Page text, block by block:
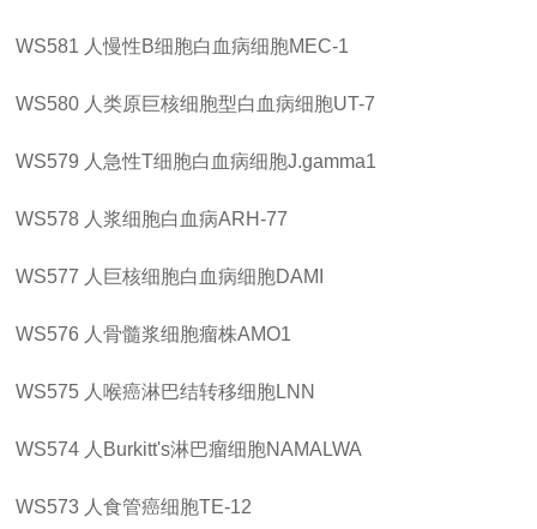
WS581 人慢性B细胞白血病细胞MEC-1
WS580 人类原巨核细胞型白血病细胞UT-7
WS579 人急性T细胞白血病细胞J.gamma1
WS578 人浆细胞白血病ARH-77
WS577 人巨核细胞白血病细胞DAMI
WS576 人骨髓浆细胞瘤株AMO1
WS575 人喉癌淋巴结转移细胞LNN
WS574 人 Burkitt's淋巴瘤细胞NAMALWA
WS573 人食管癌细胞TE-12